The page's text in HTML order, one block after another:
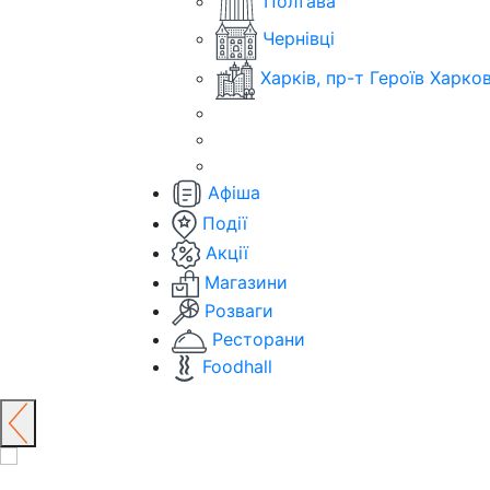
Чернівці
Харків, пр-т Героїв
Афіша
Події
Акції
Магазини
Розваги
Ресторани
Foodhall